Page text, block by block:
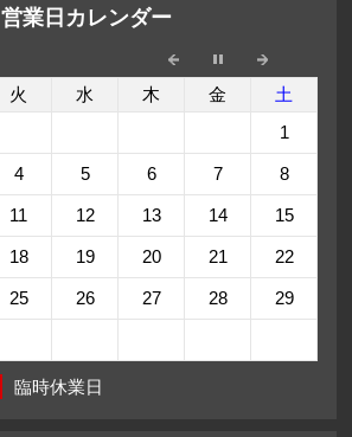
営業日カレンダー
火 水 木 金
土
1
4 5 6 7 8
11 12 13 14 15
18 19 20 21 22
25 26 27 28 29
臨時休業日